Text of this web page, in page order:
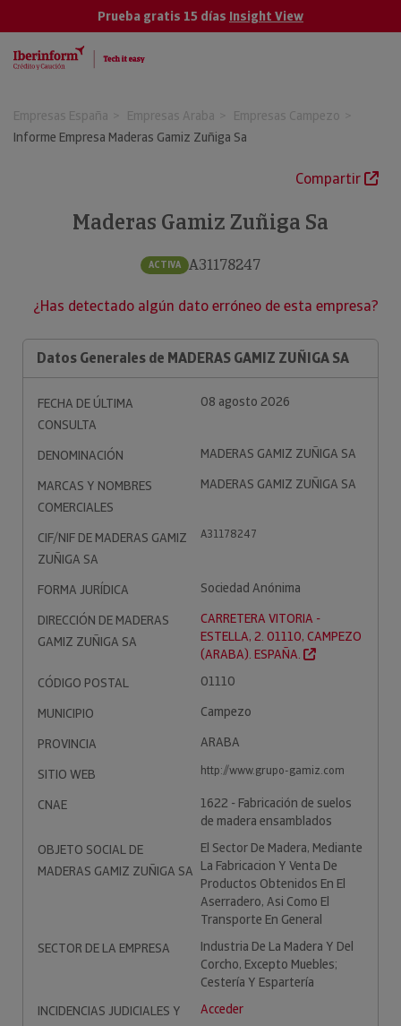
Prueba gratis 15 días Insight View
Empresas España Empresas Araba
Empresas Campezo
Informe Empresa Maderas Gamiz Zuñiga Sa
Compartir
Maderas Gamiz Zuñiga Sa
ACTIVA A31178247
¿Has detectado algún dato erróneo de esta empresa?
Datos Generales de MADERAS GAMIZ ZUÑIGA SA
FECHA DE ÚLTIMA
CONSULTA
08 agosto 2026
DENOMINACIÓN
MADERAS GAMIZ ZUÑIGA SA
MARCAS Y NOMBRES
COMERCIALES
MADERAS GAMIZ ZUÑIGA SA
CIF/NIF DE MADERAS GAMIZ
ZUÑIGA SA
A31178247
FORMA JURÍDICA
Sociedad Anónima
DIRECCIÓN DE MADERAS
GAMIZ ZUÑIGA SA
CARRETERA VITORIA -
ESTELLA, 2. 01110, CAMPEZO
(ARABA). ESPAÑA.
CÓDIGO POSTAL
01110
MUNICIPIO
Campezo
PROVINCIA
ARABA
SITIO WEB
http://www.grupo-gamiz.com
CNAE
1622 - Fabricación de suelos
de madera ensamblados
OBJETO SOCIAL DE
MADERAS GAMIZ ZUÑIGA SA
El Sector De Madera, Mediante
La Fabricacion Y Venta De
Productos Obtenidos En El
Aserradero, Asi Como El
Transporte En General
SECTOR DE LA EMPRESA
Industria De La Madera Y Del
Corcho, Excepto Muebles;
Cestería Y Espartería
INCIDENCIAS JUDICIALES Y
Acceder